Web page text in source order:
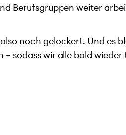
Berufsgruppen weiter
noch gelockert. Und es
sodass wir alle bald